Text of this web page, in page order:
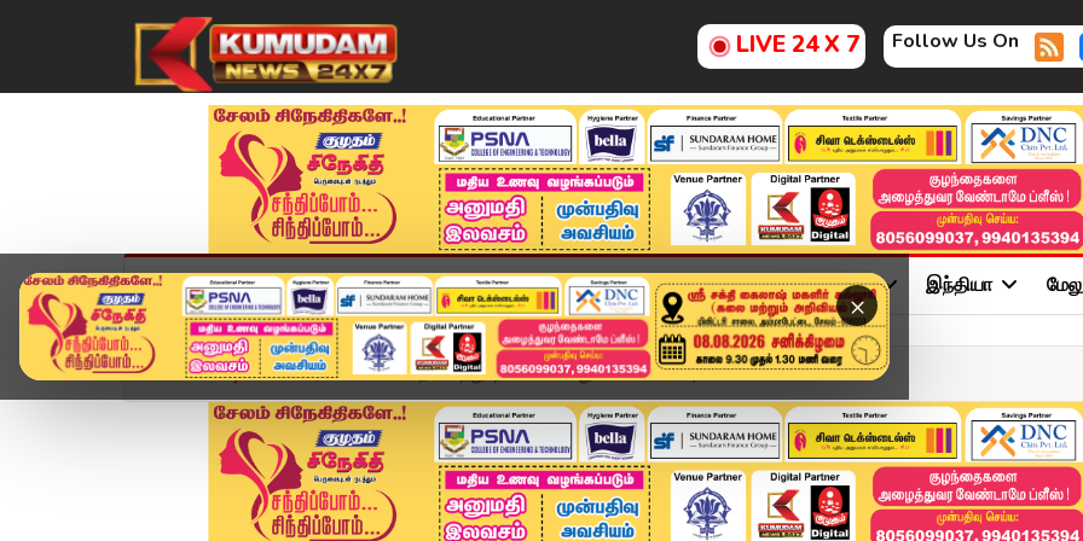
LIVE 24 X 7 Follow Us On
×
முகப்பு விளையாட்டு அண்மை தமிழ்நாடு சினிமா அரசியல் விளையாட்டு இந்தியா
Home வீடியோ ஸ்டோரி லக்னோ தீ விபத்து: நாட்டையே உலுக்கிய சோகம் | #lu...